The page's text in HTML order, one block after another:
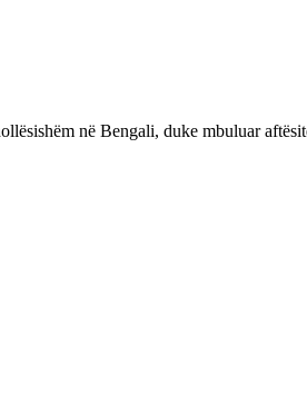
në Bengali, duke mbuluar